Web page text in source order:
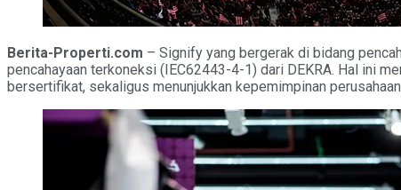
Berita-Properti.com – Signify yang bergerak di bidang
pencahayaan terkoneksi (IEC62443-4-1) dari DEKRA. Hal ini
bersertifikat, sekaligus menunjukkan kepemimpinan